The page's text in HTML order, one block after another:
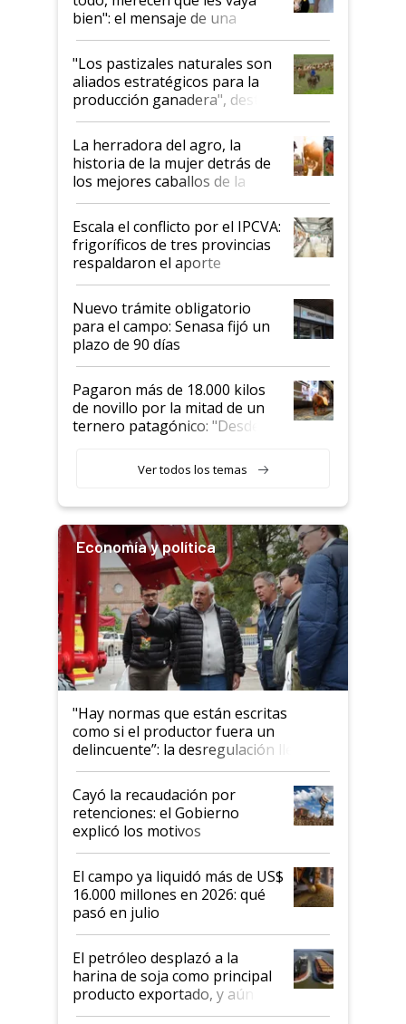
bien": el mensaje de una
ganadera uruguaya sobre las
oportunidades que se abren
para el agro en Argentina, con
foco en la carne
"Los pastizales naturales son
aliados estratégicos para la
producción ganadera", destaca
la iniciativa que ya reúne a 46
establecimientos en Argentina
La herradora del agro, la
historia de la mujer detrás de
los mejores caballos de la
Argentina y los mitos que
todavía hacen sufrir a estos
animales: "Mientras me
descalificaban, yo seguí
haciendo currículum"
Escala el conflicto por el IPCVA:
frigoríficos de tres provincias
respaldaron el aporte
obligatorio
Nuevo trámite obligatorio
para el campo: Senasa fijó un
plazo de 90 días
Pagaron más de 18.000 kilos
de novillo por la mitad de un
ternero patagónico: "Desde
llamar la atención"
Ver todos los temas
Economía y política
"Hay normas que están escritas
como si el productor fuera un
delincuente”: la desregulación llegó
al Congreso Aapresid y hasta se
habló del financiamiento al IPCVA
Cayó la recaudación por
retenciones: el Gobierno
explicó los motivos
El campo ya liquidó más de US$
16.000 millones en 2026: qué
pasó en julio
El petróleo desplazó a la
harina de soja como principal
producto exportado, y aún así
el agro aportó casi seis de cada